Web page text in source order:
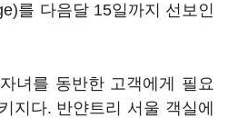
를 다음달 15일까지 선보인
녀를 동반한 고객에게 필요
지다. 반얀트리 서울 객실에